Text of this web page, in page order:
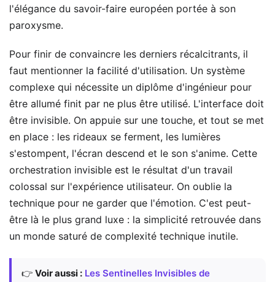
l'élégance du savoir-faire européen portée à son
paroxysme.
Pour finir de convaincre les derniers récalcitrants, il
faut mentionner la facilité d'utilisation. Un système
complexe qui nécessite un diplôme d'ingénieur pour
être allumé finit par ne plus être utilisé. L'interface doit
être invisible. On appuie sur une touche, et tout se met
en place : les rideaux se ferment, les lumières
s'estompent, l'écran descend et le son s'anime. Cette
orchestration invisible est le résultat d'un travail
colossal sur l'expérience utilisateur. On oublie la
technique pour ne garder que l'émotion. C'est peut-
être là le plus grand luxe : la simplicité retrouvée dans
un monde saturé de complexité technique inutile.
👉 Voir aussi : Les Sentinelles Invisibles de